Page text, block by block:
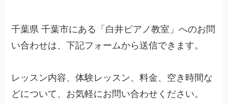
千葉県 千葉市にある「白井ピアノ教室」へのお問
い合わせは、下記フォームから送信できます。
レッスン内容、体験レッスン、料金、空き時間な
どについて、お気軽にお問い合わせください。